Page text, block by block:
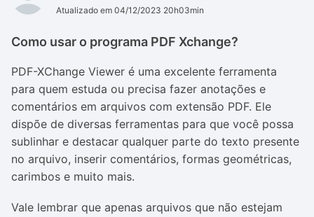
Atualizado em 04/12/2023 20h03min
Como usar o programa PDF Xchange?
PDF-XChange Viewer é uma excelente ferramenta
para quem estuda ou precisa fazer anotações e
comentários em arquivos com extensão PDF. Ele
dispõe de diversas ferramentas para que você possa
sublinhar e destacar qualquer parte do texto presente
no arquivo, inserir comentários, formas geométricas,
carimbos e muito mais.
Vale lembrar que apenas arquivos que não estejam